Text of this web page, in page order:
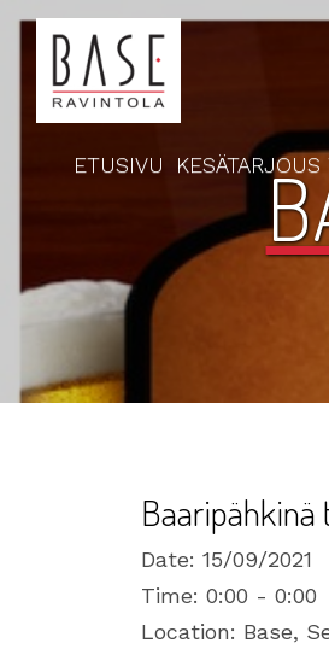
ETUSIVU
Baaripähkinä
Date: 15/09/2021
Time: 0:00 - 0:00
Location: Base,